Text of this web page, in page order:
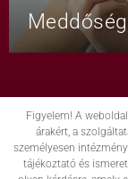
Figyelem! A
árakért, a
személyesen
tájékoztató és